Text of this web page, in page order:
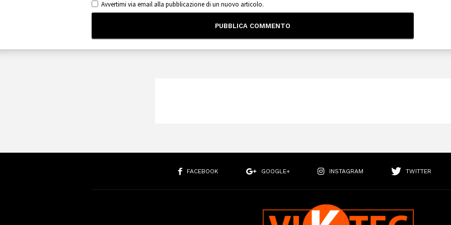
Avvertimi via email alla pubblicazione di un nuovo articolo.
FACEBOOK GOOGLE+ INSTAGRAM TWITTER